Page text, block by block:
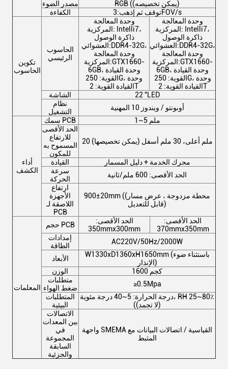
مصدر الضوء
RGB ((يمكن تخصيصه)
الكفاءة
توقف ثم إذهب:3FOV/s
تكوين
الحاسوب
الحاسوب
الرئيسي
وحدة المعالجة
المركزية: Intelli7،
ذاكرة الوصول
العشوائي:DDR4-32G،
وحدة المعالجة
المركزية:GTX1660-
6GB، وحدة القيادة
القوية: 250G، وحدة
القيادة القوية: 2T
وحدة المعالجة
المركزية: Intelli7،
ذاكرة الوصول
العشوائي:DDR4-32G،
وحدة المعالجة
المركزية:GTX1660-
6GB، وحدة القيادة
القوية: 250G، وحدة
القيادة القوية: 2T
الشاشة
22 "LED
نظام
التشغيل
أوبونتو / ويندوز 10 المهنية
أداء
الكشف
سمك PCB
1~5 ملم
الحد الأقصى
للارتفاع
المسموح به
للمكون
20 ملم أعلى، 30 ملم أسفل (يمكن تخصيصها)
القيادة
محرك الخدمة + دليل المسمار
سرعة
الحركة
الحد الأقصى: 600 ملم/ثانية
ارتفاع
الأجهزة
اللاصقة لـ
PCB
900±20mm ((محطة مزدوجة ، عرض مسار
قابل للتعديل)
المعلمات
حجم PCB
الحد الأقصى:
350mmx300mm
الحد الأقصى:
370mmx350mm
إمدادات
الطاقة
AC220V/50Hz/2000W
الأبعاد
W1330xD1360xH1650mm (باستثناء ضوء
الإنذار)
الوزن
1600 كجم
متطلبات
ضغط الهواء
≥0.5Mpa
المتطلبات
البيئية
درجة الحرارة: 5~40 درجة مئوية، RH 25~80٪
((لا تجمد)
الاتصالات
بين المعدات
في
المجموعة
السابقة
والجزئية
واجهة SMEMA القياسية / اتصالات البيانات مع
المثبط